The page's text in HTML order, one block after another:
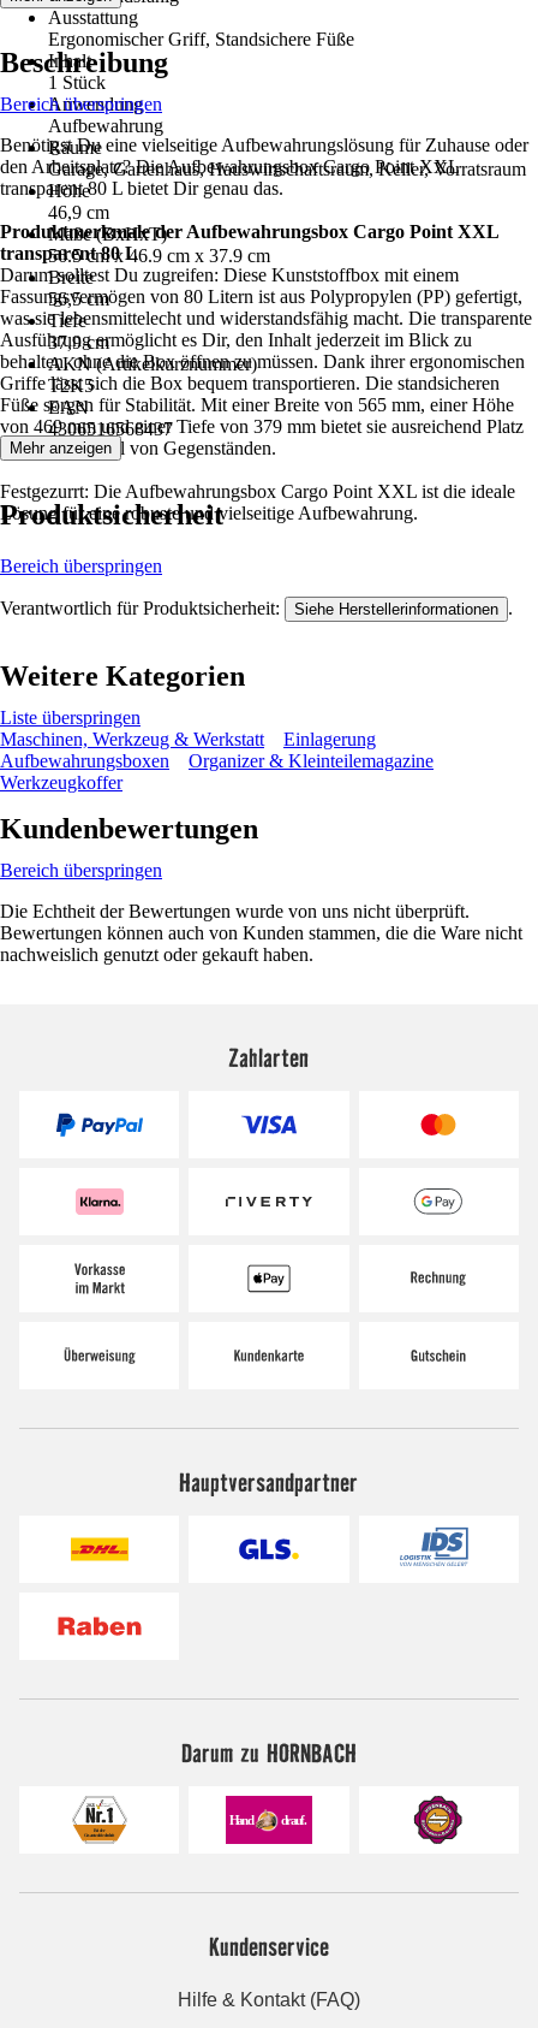
Ausstattung
Ergonomischer Griff, Standsichere Füße
Inhalt
1 Stück
Anwendung
Aufbewahrung
Räume
Garage, Gartenhaus, Hauswirtschaftsraum, Keller, Vorratsraum
Höhe
46,9 cm
Maße (BxHxT)
56.5 cm x 46.9 cm x 37.9 cm
Breite
56,5 cm
Tiefe
37,9 cm
AKN (Artikelkurznummer)
T2K5
EAN
4306516568437
Beschreibung
Bereich überspringen
Benötigst Du eine vielseitige Aufbewahrungslösung für Zuhause oder
den Arbeitsplatz? Die Aufbewahrungsbox Cargo Point XXL
transparent 80 L bietet Dir genau das.
Produktmerkmale der Aufbewahrungsbox Cargo Point XXL
transparent 80 L
Darum solltest Du zugreifen: Diese Kunststoffbox mit einem
Fassungsvermögen von 80 Litern ist aus Polypropylen (PP) gefertigt,
was sie lebensmittelecht und widerstandsfähig macht. Die transparente
Ausführung ermöglicht es Dir, den Inhalt jederzeit im Blick zu
behalten, ohne die Box öffnen zu müssen. Dank ihrer ergonomischen
Griffe lässt sich die Box bequem transportieren. Die standsicheren
Füße sorgen für Stabilität. Mit einer Breite von 565 mm, einer Höhe
von 469 mm und einer Tiefe von 379 mm bietet sie ausreichend Platz
für eine Vielzahl von Gegenständen.
Festgezurrt: Die Aufbewahrungsbox Cargo Point XXL ist die ideale
Lösung für eine robuste und vielseitige Aufbewahrung.
Mehr anzeigen
Produktsicherheit
Bereich überspringen
Verantwortlich für Produktsicherheit: Siehe Herstellerinformationen .
Weitere Kategorien
Liste überspringen
Maschinen, Werkzeug & Werkstatt
Einlagerung
Aufbewahrungsboxen
Organizer & Kleinteilemagazine
Werkzeugkoffer
Kundenbewertungen
Bereich überspringen
Die Echtheit der Bewertungen wurde von uns nicht überprüft.
Bewertungen können auch von Kunden stammen, die die Ware nicht
nachweislich genutzt oder gekauft haben.
Zahlarten
Hauptversandpartner
Darum zu HORNBACH
Kundenservice
Hilfe & Kontakt (FAQ)